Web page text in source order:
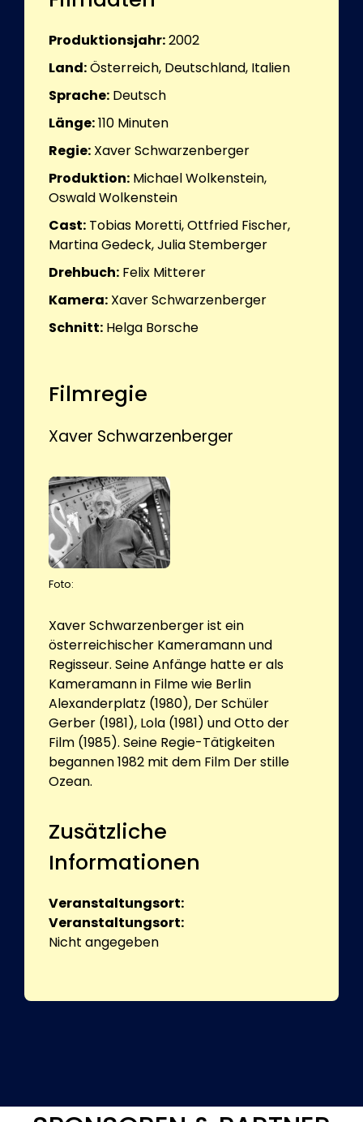
Produktionsjahr:2002
Land:Österreich, Deutschland, Italien
Sprache: Deutsch
Länge:110 Minuten
Regie: Xaver Schwarzenberger
Produktion: Michael Wolkenstein,
Oswald Wolkenstein
Cast: Tobias Moretti, Ottfried Fischer,
Martina Gedeck, Julia Stemberger
Drehbuch: Felix Mitterer
Kamera: Xaver Schwarzenberger
Schnitt: Helga Borsche
Filmregie
Xaver Schwarzenberger
Foto:
Xaver Schwarzenberger ist ein
österreichischer Kameramann und
Regisseur. Seine Anfänge hatte er als
Kameramann in Filme wie Berlin
Alexanderplatz (1980), Der Schüler
Gerber (1981), Lola (1981) und Otto der
Film (1985). Seine Regie-Tätigkeiten
begannen 1982 mit dem Film Der stille
Ozean.
Zusätzliche
Informationen
Veranstaltungsort:
Veranstaltungsort:
Nicht angegeben